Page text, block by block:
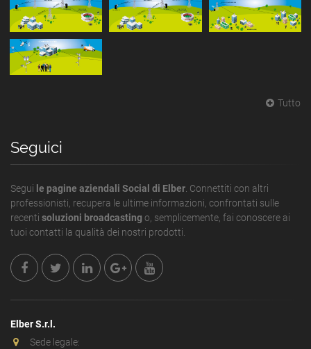
Tutto
Seguici
Segui le pagine aziendali Social di Elber. Connettiti con altri
professionisti, recupera le ultime informazioni, confrontati sulle
recenti soluzioni broadcasting o, semplicemente, fai conoscere ai
tuoi contatti la qualità dei nostri prodotti.
Elber S.r.l.
Sede legale: